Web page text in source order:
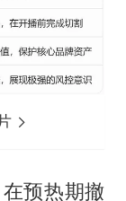
预热期撤